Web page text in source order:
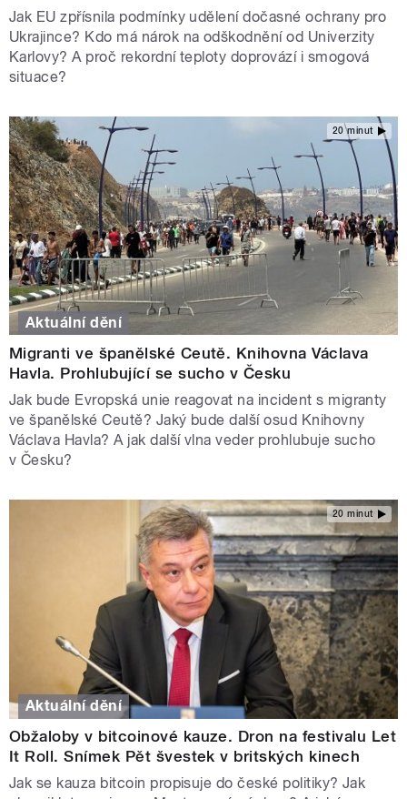
Jak EU zpřísnila podmínky udělení dočasné ochrany pro
Ukrajince? Kdo má nárok na odškodnění od Univerzity
Karlovy? A proč rekordní teploty doprovází i smogová
situace?
20 minut
Aktuální dění
Migranti ve španělské Ceutě. Knihovna Václava
Havla. Prohlubující se sucho v Česku
Jak bude Evropská unie reagovat na incident s migranty
ve španělské Ceutě? Jaký bude další osud Knihovny
Václava Havla? A jak další vlna veder prohlubuje sucho
v Česku?
20 minut
Aktuální dění
Obžaloby v bitcoinové kauze. Dron na festivalu Let
It Roll. Snímek Pět švestek v britských kinech
Jak se kauza bitcoin propisuje do české politiky? Jak